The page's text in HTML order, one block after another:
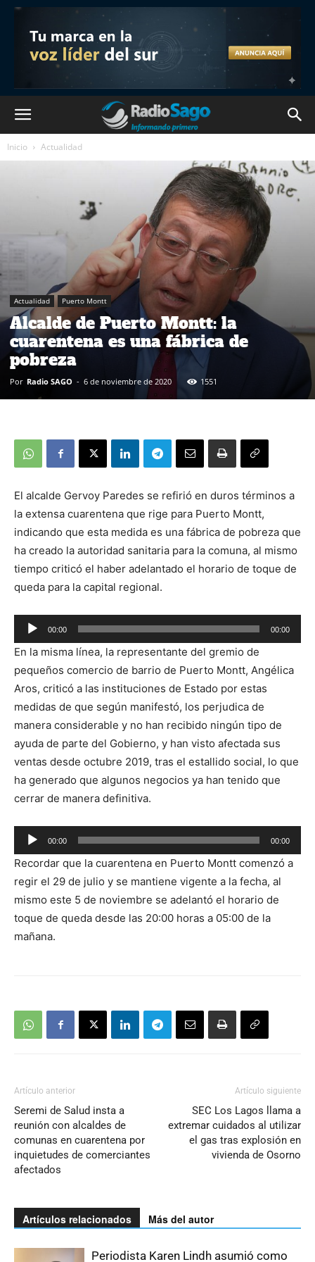
Inicio Actualidad
Actualidad Puerto Montt
Alcalde de Puerto Montt: la
cuarentena es una fábrica de
pobreza
Por Radio SAGO - 6 de noviembre de 2020 1551
El alcalde Gervoy Paredes se refirió en duros términos a
la extensa cuarentena que rige para Puerto Montt,
indicando que esta medida es una fábrica de pobreza que
ha creado la autoridad sanitaria para la comuna, al mismo
tiempo criticó el haber adelantado el horario de toque de
queda para la capital regional.
Reproductor
de
audio
00:00 00:00
En la misma línea, la representante del gremio de
pequeños comercio de barrio de Puerto Montt, Angélica
Aros, criticó a las instituciones de Estado por estas
medidas de que según manifestó, los perjudica de
manera considerable y no han recibido ningún tipo de
ayuda de parte del Gobierno, y han visto afectada sus
ventas desde octubre 2019, tras el estallido social, lo que
ha generado que algunos negocios ya han tenido que
cerrar de manera definitiva.
Reproductor
de
audio
00:00 00:00
Recordar que la cuarentena en Puerto Montt comenzó a
regir el 29 de julio y se mantiene vigente a la fecha, al
mismo este 5 de noviembre se adelantó el horario de
toque de queda desde las 20:00 horas a 05:00 de la
mañana.
Artículo anterior
Seremi de Salud insta a
reunión con alcaldes de
comunas en cuarentena por
inquietudes de comerciantes
afectados
Artículo siguiente
SEC Los Lagos llama a
extremar cuidados al utilizar
el gas tras explosión en
vivienda de Osorno
Artículos relacionados Más del autor
Periodista Karen Lindh asumió como